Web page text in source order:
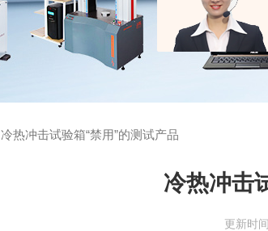
冷热冲击试验箱“禁用”的测试产品
冷热冲击
更新时